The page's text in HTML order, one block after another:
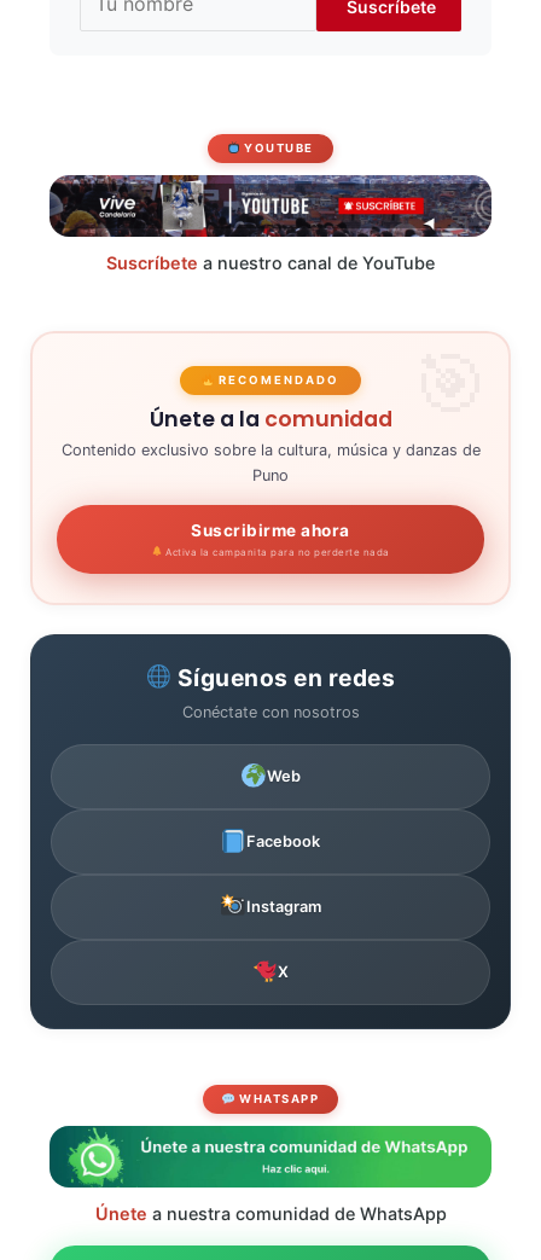
YOUTUBE
Suscríbete a nuestro canal de YouTube
RECOMENDADO
Únete a la comunidad
Contenido exclusivo sobre la cultura, música y danzas de
Puno
Suscribirme ahora
Activa la campanita para no perderte nada
Síguenos en redes
Conéctate con nosotros
Web
Facebook
Instagram
X
WHATSAPP
Únete a nuestra comunidad de WhatsApp